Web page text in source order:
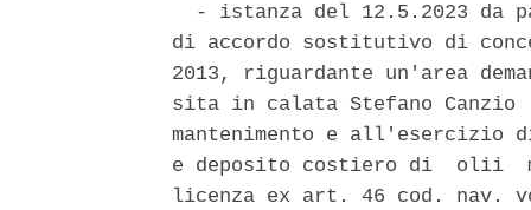
- istanza del 12.5.2023 da
di accordo sostitutivo di
2013, riguardante un'area
sita in calata Stefano
mantenimento e all'esercizio
e deposito costiero di  olii
licenza ex art. 46 cod.